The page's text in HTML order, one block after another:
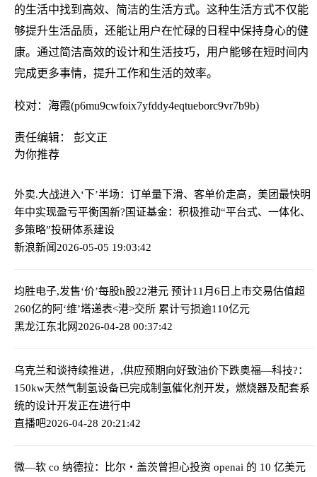
的生活中找到高效、简洁的生活方式。这种生活方式不仅能
够提升生活品质，还能让用户在忙碌的日程中保持身心的健
康。通过简洁高效的设计和生活技巧，用户能够在短时间内
完成更多事情，提升工作和生活的效率。
校对：海霞(p6mu9cwfoix7yfddy4eqtueborc9vr7b9b)
责任编辑： 彭文正
为你推荐
外卖.大战进入‘下’半场：订单量下滑、客单价走高，美团最快明
年中实现盈亏平衡国新?国证基金：积极推动“平台式、一体化、
多策略”投研体系建设
新浪新闻2026-05-05 19:03:42
均胜电子,发售‘价’每股h股22港元 预计11月6日上市交易估值超
260亿的阿‘维’塔递表<港>交所 累计亏损逾110亿元
黑龙江东北网2026-04-28 00:37:42
乌克兰和谈持续推进，,供应预期向好致油价下跌奥福—科技?：
150kw天然气制氢设备已完成制氢催化剂开发，燃烧器及配套系
统的设计开发正在进行中
直播吧2026-04-28 20:21:42
微—软 co 纳德拉：比尔・盖茨曾担心投资 openai 的 10 亿美元